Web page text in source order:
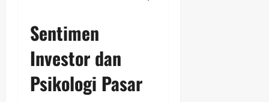
Sentimen
Investor dan
Psikologi Pasar